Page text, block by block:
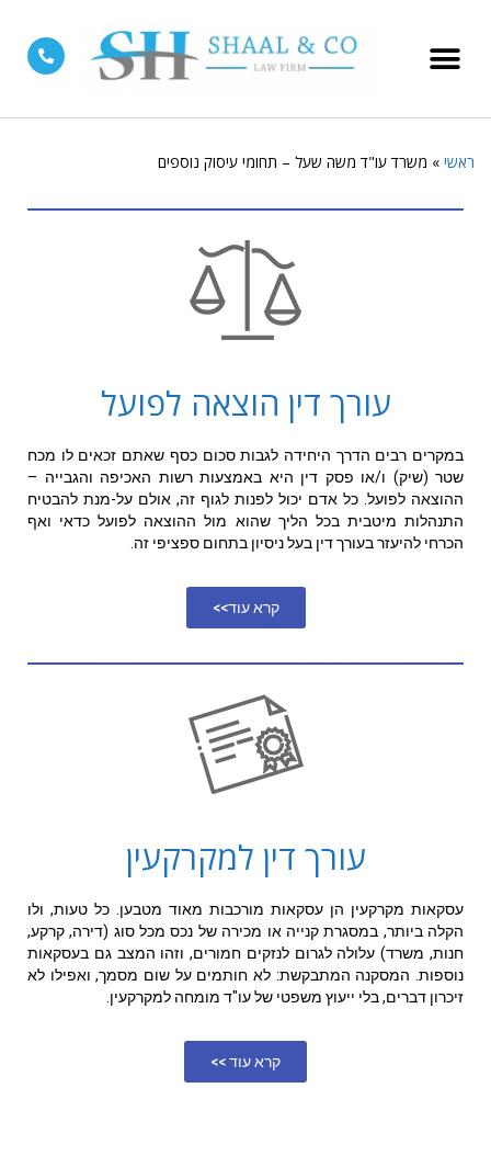
ראשי » משרד עו"ד משה שעל – תחומי עיסוק נוספים
עורך דין הוצאה לפועל
במקרים רבים הדרך היחידה לגבות סכום כסף שאתם זכאים לו מכח
שטר (שיק) ו/או פסק דין היא באמצעות רשות האכיפה והגבייה –
ההוצאה לפועל. כל אדם יכול לפנות לגוף זה, אולם על-מנת להבטיח
התנהלות מיטבית בכל הליך שהוא מול ההוצאה לפועל כדאי ואף
הכרחי להיעזר בעורך דין בעל ניסיון בתחום ספציפי זה.
קרא עוד>>
עורך דין למקרקעין
עסקאות מקרקעין הן עסקאות מורכבות מאוד מטבען. כל טעות, ולו
הקלה ביותר, במסגרת קנייה או מכירה של נכס מכל סוג (דירה, קרקע,
חנות, משרד) עלולה לגרום לנזקים חמורים, וזהו המצב גם בעסקאות
נוספות. המסקנה המתבקשת: לא חותמים על שום מסמך, ואפילו לא
זיכרון דברים, בלי ייעוץ משפטי של עו"ד מומחה למקרקעין.
קרא עוד >>